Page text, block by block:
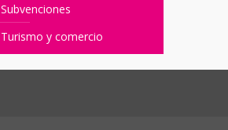
Subvenciones
Turismo y comercio